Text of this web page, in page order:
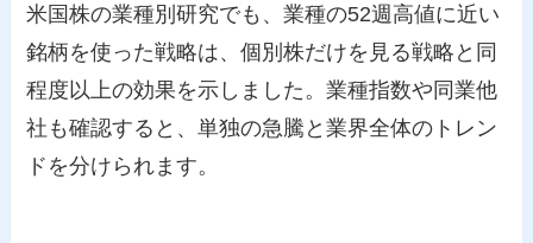
米国株の業種別研究でも、業種の52週高値に近い
銘柄を使った戦略は、個別株だけを見る戦略と同
程度以上の効果を示しました。業種指数や同業他
社も確認すると、単独の急騰と業界全体のトレン
ドを分けられます。